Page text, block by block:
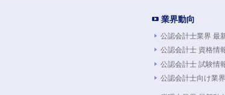
業界動向
公認会計士業界 最
公認会計士 資格情
公認会計士 試験情
公認会計士向け業